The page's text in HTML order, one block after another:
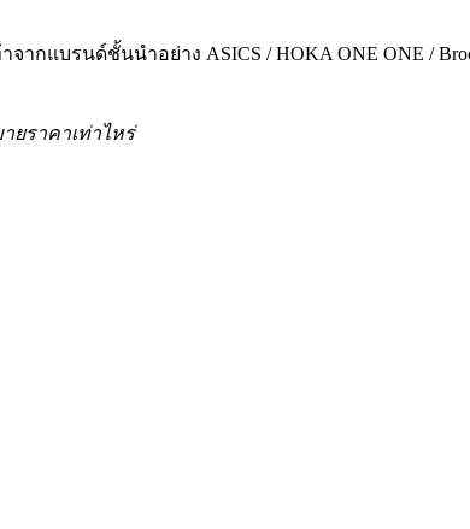
แบรนด์ชั้นนำอย่าง ASICS / HOKA ONE ONE /
ยราคาเท่าไหร่